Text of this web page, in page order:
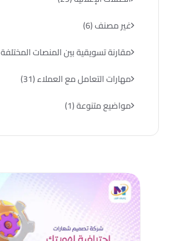
غير مصنف(6)
مقارنة تسويقية بين المنصات المختلفة
مهارات التعامل مع العملاء(31)
مواضيع متنوعة(1)